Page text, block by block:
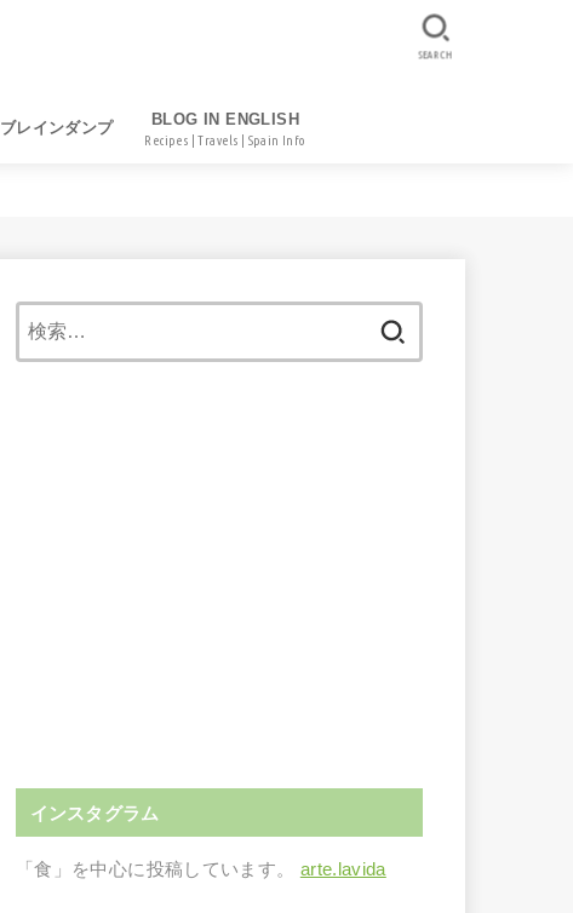
ブレインダンプ BLOG IN ENGLISH
Recipes | Travels | Spain Info
SEARCH
インスタグラム
「食」を中心に投稿しています。 arte.lavida